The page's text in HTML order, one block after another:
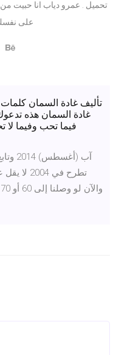
على
غادة السمان هذه
فيما تحب وفيما لا